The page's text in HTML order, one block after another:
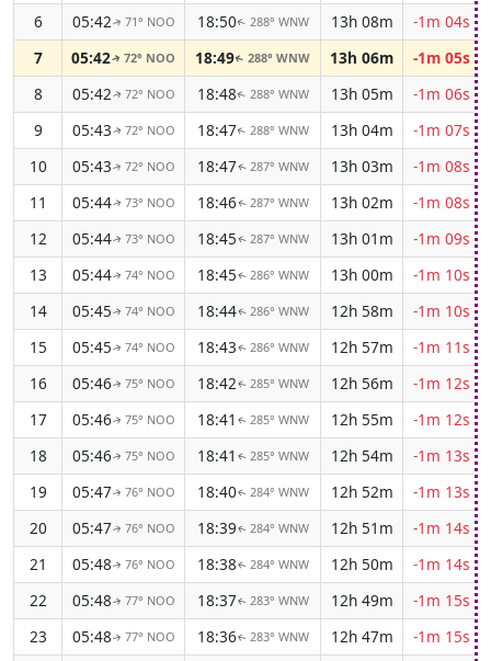
6
05:42↑ 71° NOO 18:50↑ 288° WNW 13h 08m
-1m 04s
7
05:42↑72° NOO 18:49↑288° WNW 13h 06m
-1m 05s
8
05:42↑ 72° NOO 18:48↑ 288° WNW 13h 05m
-1m 06s
9
05:43↑ 72° NOO 18:47↑ 288° WNW 13h 04m
-1m 07s
10
05:43↑ 72° NOO 18:47↑ 287° WNW 13h 03m
-1m 08s
11
05:44↑ 73° NOO 18:46↑ 287° WNW 13h 02m
-1m 08s
12
05:44↑ 73° NOO 18:45↑ 287° WNW 13h 01m
-1m 09s
13
05:44↑ 74° NOO 18:45↑ 286° WNW 13h 00m
-1m 10s
14
05:45↑ 74° NOO 18:44↑ 286° WNW 12h 58m
-1m 10s
15
05:45↑ 74° NOO 18:43↑ 286° WNW 12h 57m
-1m 11s
16
05:46↑ 75° NOO 18:42↑ 285° WNW 12h 56m
-1m 12s
17
05:46↑ 75° NOO 18:41 ↑ 285° WNW 12h 55m
-1m 12s
18
05:46↑ 75° NOO 18:41 ↑ 285° WNW 12h 54m
-1m 13s
19
05:47↑ 76° NOO 18:40↑ 284° WNW 12h 52m
-1m 13s
20
05:47↑ 76° NOO 18:39↑ 284° WNW 12h 51m
-1m 14s
21
05:48↑ 76° NOO 18:38↑ 284° WNW 12h 50m
-1m 14s
22
05:48↑ 77° NOO 18:37↑ 283° WNW 12h 49m
-1m 15s
23
05:48↑ 77° NOO 18:36↑ 283° WNW 12h 47m
-1m 15s